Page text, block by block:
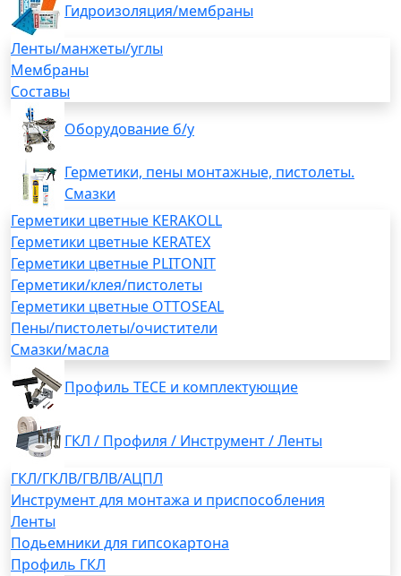
Гидроизоляция/мембраны
Ленты/манжеты/углы
Мембраны
Составы
Оборудование б/у
Герметики, пены монтажные, пистолеты.
Смазки
Герметики цветные KERAKOLL
Герметики цветные KERATEX
Герметики цветные PLITONIT
Герметики/клея/пистолеты
Герметики цветные OTTOSEAL
Пены/пистолеты/очистители
Смазки/масла
Профиль TECE и комплектующие
ГКЛ / Профиля / Инструмент / Ленты
ГКЛ/ГКЛВ/ГВЛВ/АЦПЛ
Инструмент для монтажа и приспособления
Ленты
Подьемники для гипсокартона
Профиль ГКЛ